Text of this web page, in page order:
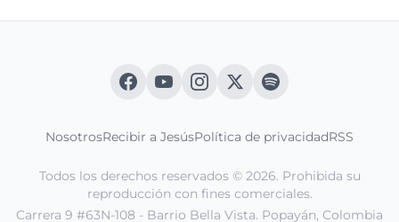
NosotrosRecibir a JesúsPolítica de privacidadRSS
Todos los derechos reservados © 2026. Prohibida su
reproducción con fines comerciales.
Carrera 9 #63N-108 - Barrio Bella Vista. Popayán, Colombia